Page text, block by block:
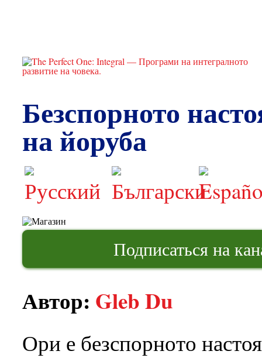
Безспорното
на йоруба
Подписаться на
Автор: Gleb Du
Ори е безспорното